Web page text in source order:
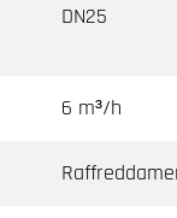
DN25
6 m³/h